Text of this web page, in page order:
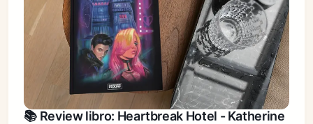
📚 Review libro: Heartbreak Hotel - Katherine